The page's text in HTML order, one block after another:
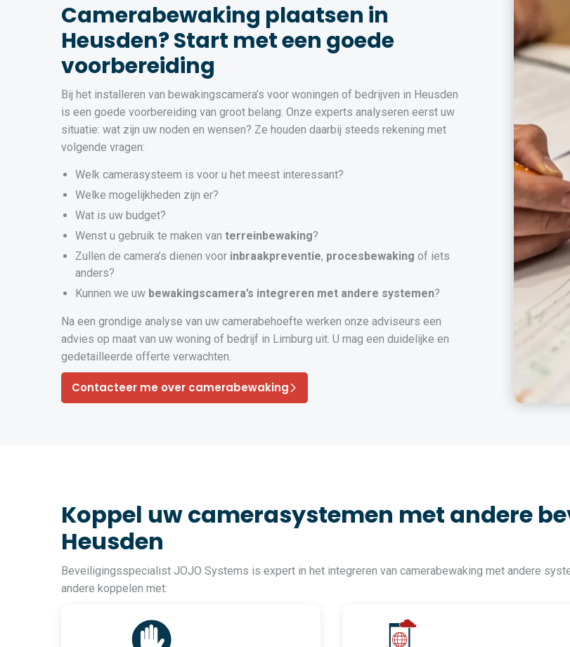
Camerabewaking plaatsen in
Heusden? Start met een goede
voorbereiding
Bij het installeren van bewakingscamera’s voor woningen of bedrijven in Heusden
is een goede voorbereiding van groot belang. Onze experts analyseren eerst uw
situatie: wat zijn uw noden en wensen? Ze houden daarbij steeds rekening met
volgende vragen:
Welk camerasysteem is voor u het meest interessant?
Welke mogelijkheden zijn er?
Wat is uw budget?
Wenst u gebruik te maken van terreinbewaking?
Zullen de camera’s dienen voor inbraakpreventie, procesbewaking of iets
anders?
Kunnen we uw bewakingscamera’s integreren met andere systemen?
Na een grondige analyse van uw camerabehoefte werken onze adviseurs een
advies op maat van uw woning of bedrijf in Limburg uit. U mag een duidelijke en
gedetailleerde offerte verwachten.
Contacteer me over camerabewaking
Koppel uw camerasystemen met andere
Heusden
Beveiligingsspecialist JOJO Systems is expert in het integreren van camerabewaking met andere
andere koppelen met: